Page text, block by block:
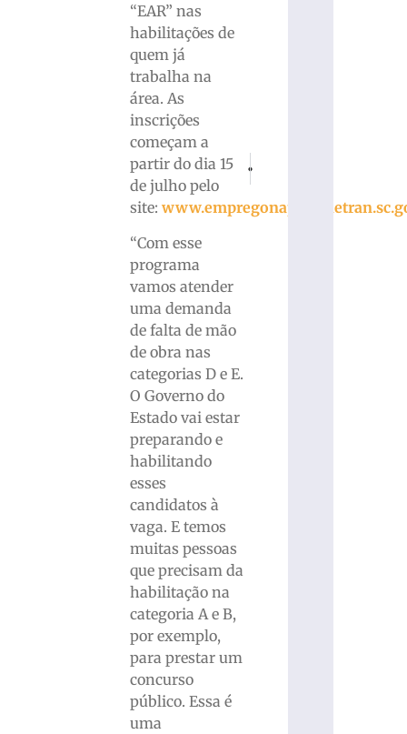
“EAR” nas
habilitações de
quem já
trabalha na
área. As
inscrições
começam a
partir do dia 15
de julho pelo
site:
“Com esse
programa
vamos atender
uma demanda
de falta de mão
de obra nas
categorias D e E.
O Governo do
Estado vai estar
preparando e
habilitando
esses
candidatos à
vaga. E temos
muitas pessoas
que precisam da
habilitação na
categoria A e B,
por exemplo,
para prestar um
concurso
público. Essa é
uma
PRÓXIMO